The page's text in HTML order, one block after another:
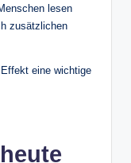
lesen
zusätzlichen
eine wichtige